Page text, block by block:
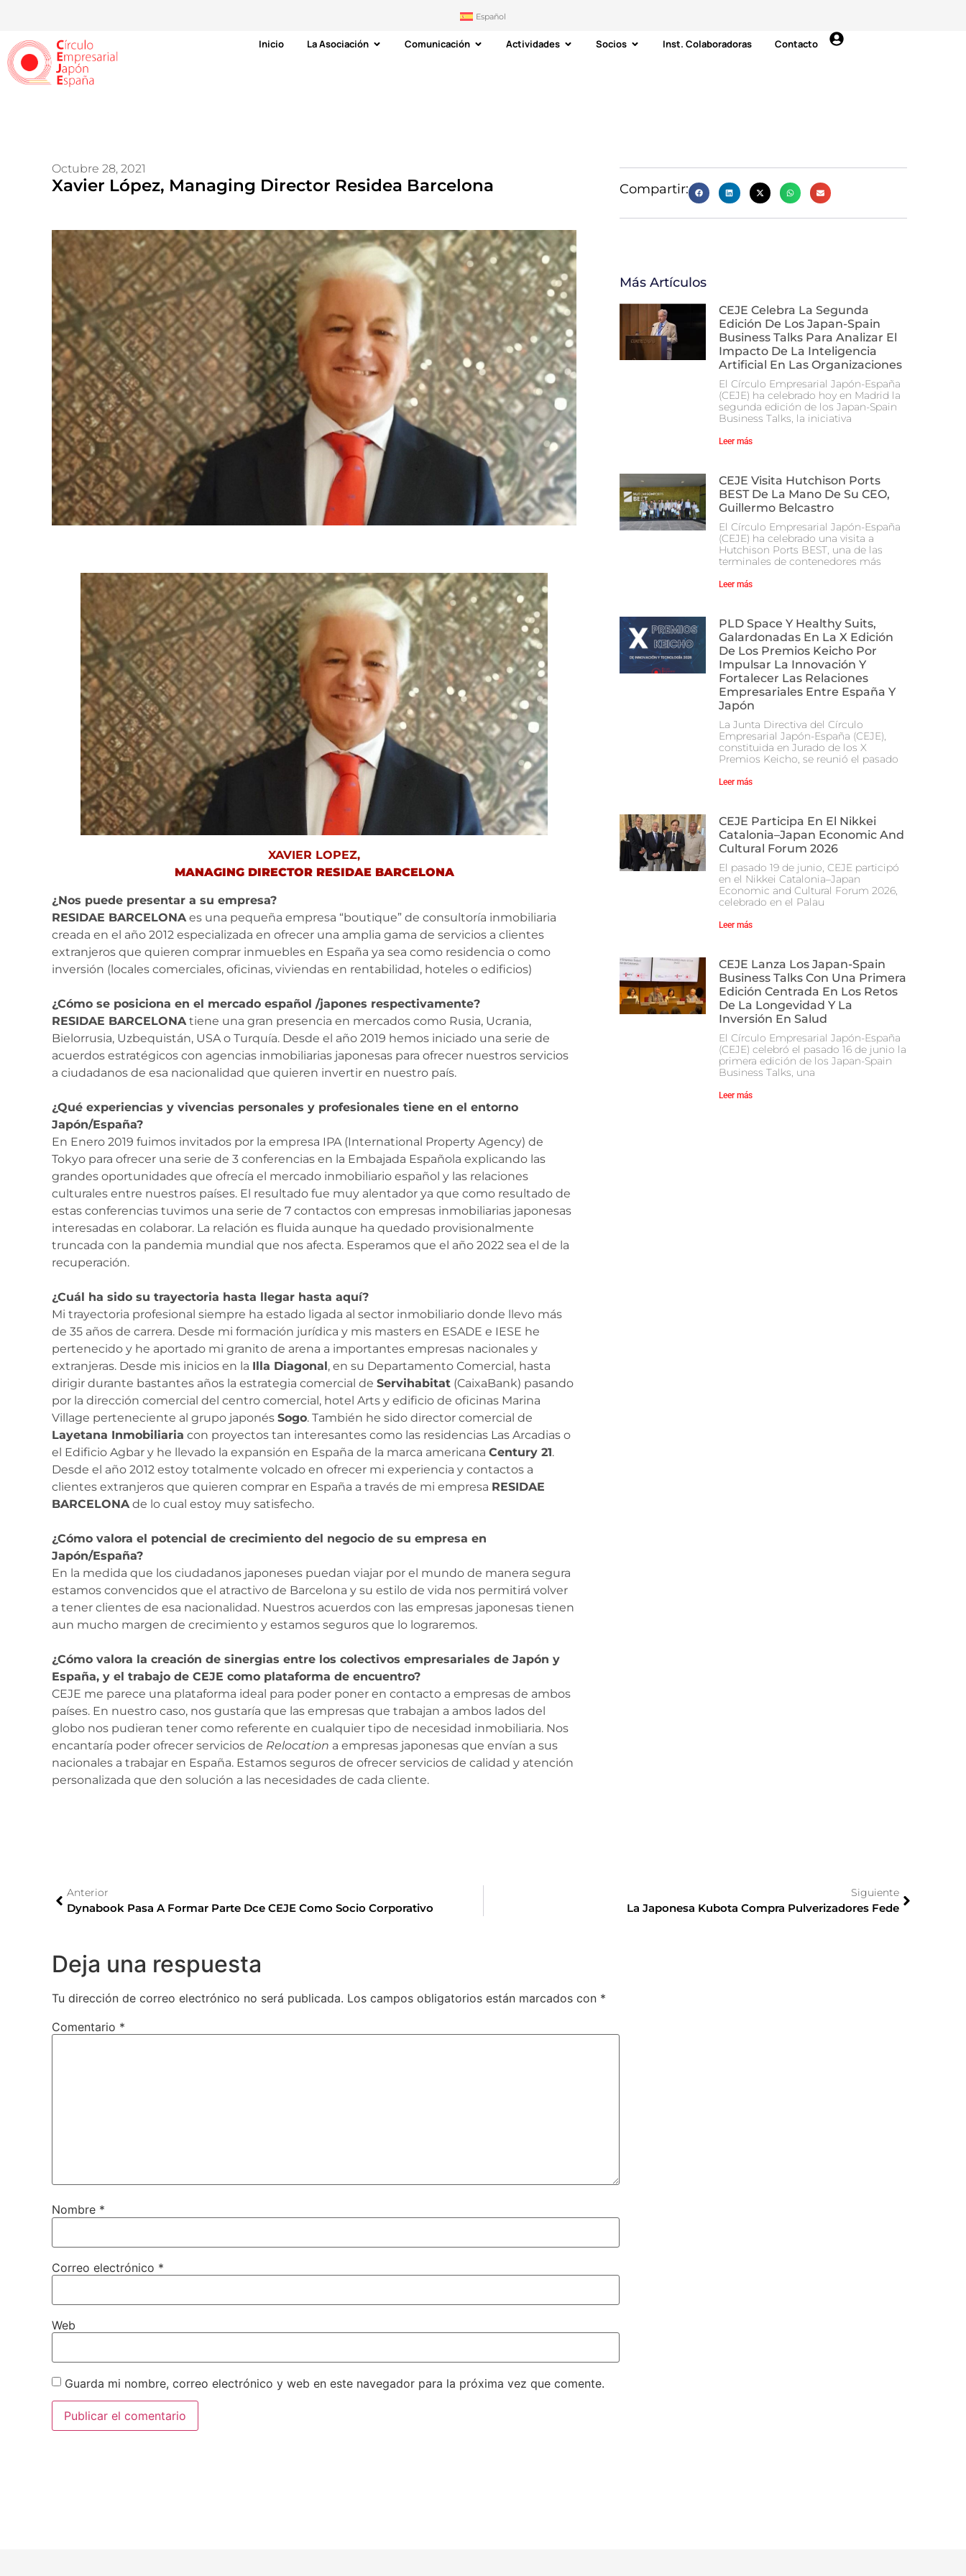
Español
Inicio La Asociación Comunicación Actividades Socios Inst. Colaboradoras Contacto
Octubre 28, 2021
Xavier López, Managing Director Residea Barcelona
XAVIER LOPEZ,
MANAGING DIRECTOR RESIDAE BARCELONA
¿Nos puede presentar a su empresa?
RESIDAE BARCELONA es una pequeña empresa “boutique” de consultoría inmobiliaria
creada en el año 2012 especializada en ofrecer una amplia gama de servicios a clientes
extranjeros que quieren comprar inmuebles en España ya sea como residencia o como
inversión (locales comerciales, oficinas, viviendas en rentabilidad, hoteles o edificios)
¿Cómo se posiciona en el mercado español /japones respectivamente?
RESIDAE BARCELONA tiene una gran presencia en mercados como Rusia, Ucrania,
Bielorrusia, Uzbequistán, USA o Turquía. Desde el año 2019 hemos iniciado una serie de
acuerdos estratégicos con agencias inmobiliarias japonesas para ofrecer nuestros servicios
a ciudadanos de esa nacionalidad que quieren invertir en nuestro país.
¿Qué experiencias y vivencias personales y profesionales tiene en el entorno
Japón/España?
En Enero 2019 fuimos invitados por la empresa IPA (International Property Agency) de
Tokyo para ofrecer una serie de 3 conferencias en la Embajada Española explicando las
grandes oportunidades que ofrecía el mercado inmobiliario español y las relaciones
culturales entre nuestros países. El resultado fue muy alentador ya que como resultado de
estas conferencias tuvimos una serie de 7 contactos con empresas inmobiliarias japonesas
interesadas en colaborar. La relación es fluida aunque ha quedado provisionalmente
truncada con la pandemia mundial que nos afecta. Esperamos que el año 2022 sea el de la
recuperación.
¿Cuál ha sido su trayectoria hasta llegar hasta aquí?
Mi trayectoria profesional siempre ha estado ligada al sector inmobiliario donde llevo más
de 35 años de carrera. Desde mi formación jurídica y mis masters en ESADE e IESE he
pertenecido y he aportado mi granito de arena a importantes empresas nacionales y
extranjeras. Desde mis inicios en la Illa Diagonal, en su Departamento Comercial, hasta
dirigir durante bastantes años la estrategia comercial de Servihabitat (CaixaBank) pasando
por la dirección comercial del centro comercial, hotel Arts y edificio de oficinas Marina
Village perteneciente al grupo japonés Sogo. También he sido director comercial de
Layetana Inmobiliaria con proyectos tan interesantes como las residencias Las Arcadias o
el Edificio Agbar y he llevado la expansión en España de la marca americana Century 21.
Desde el año 2012 estoy totalmente volcado en ofrecer mi experiencia y contactos a
clientes extranjeros que quieren comprar en España a través de mi empresa RESIDAE
BARCELONA de lo cual estoy muy satisfecho.
¿Cómo valora el potencial de crecimiento del negocio de su empresa en
Japón/España?
En la medida que los ciudadanos japoneses puedan viajar por el mundo de manera segura
estamos convencidos que el atractivo de Barcelona y su estilo de vida nos permitirá volver
a tener clientes de esa nacionalidad. Nuestros acuerdos con las empresas japonesas tienen
aun mucho margen de crecimiento y estamos seguros que lo lograremos.
¿Cómo valora la creación de sinergias entre los colectivos empresariales de Japón y
España, y el trabajo de CEJE como plataforma de encuentro?
CEJE me parece una plataforma ideal para poder poner en contacto a empresas de ambos
países. En nuestro caso, nos gustaría que las empresas que trabajan a ambos lados del
globo nos pudieran tener como referente en cualquier tipo de necesidad inmobiliaria. Nos
encantaría poder ofrecer servicios de Relocation a empresas japonesas que envían a sus
nacionales a trabajar en España. Estamos seguros de ofrecer servicios de calidad y atención
personalizada que den solución a las necesidades de cada cliente.
Compartir:
Más Artículos
CEJE Celebra La Segunda
Edición De Los Japan-Spain
Business Talks Para Analizar El
Impacto De La Inteligencia
Artificial En Las Organizaciones
El Círculo Empresarial Japón-España
(CEJE) ha celebrado hoy en Madrid la
segunda edición de los Japan-Spain
Business Talks, la iniciativa
Leer más
CEJE Visita Hutchison Ports
BEST De La Mano De Su CEO,
Guillermo Belcastro
El Círculo Empresarial Japón-España
(CEJE) ha celebrado una visita a
Hutchison Ports BEST, una de las
terminales de contenedores más
Leer más
PLD Space Y Healthy Suits,
Galardonadas En La X Edición
De Los Premios Keicho Por
Impulsar La Innovación Y
Fortalecer Las Relaciones
Empresariales Entre España Y
Japón
La Junta Directiva del Círculo
Empresarial Japón-España (CEJE),
constituida en Jurado de los X
Premios Keicho, se reunió el pasado
Leer más
CEJE Participa En El Nikkei
Catalonia–Japan Economic And
Cultural Forum 2026
El pasado 19 de junio, CEJE participó
en el Nikkei Catalonia–Japan
Economic and Cultural Forum 2026,
celebrado en el Palau
Leer más
CEJE Lanza Los Japan-Spain
Business Talks Con Una Primera
Edición Centrada En Los Retos
De La Longevidad Y La
Inversión En Salud
El Círculo Empresarial Japón-España
(CEJE) celebró el pasado 16 de junio la
primera edición de los Japan-Spain
Business Talks, una
Leer más
Anterior
Dynabook Pasa A Formar Parte Dce CEJE Como Socio Corporativo
Siguiente
La Japonesa Kubota Compra Pulverizadores Fede
Deja una respuesta
Tu dirección de correo electrónico no será publicada. Los campos obligatorios están marcados con *
Comentario *
Nombre *
Correo electrónico *
Web
Guarda mi nombre, correo electrónico y web en este navegador para la próxima vez que comente.